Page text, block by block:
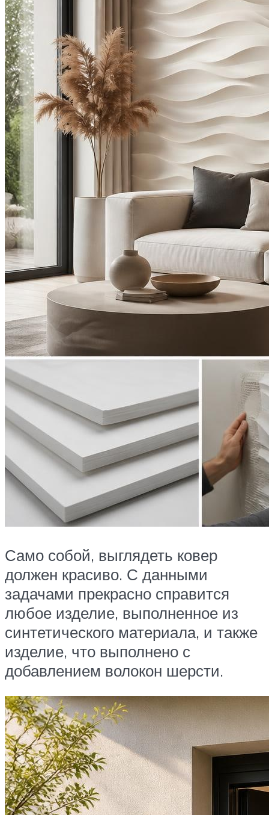
Само собой, выглядеть ковер
должен красиво. С данными
задачами прекрасно справится
любое изделие, выполненное из
синтетического материала, и также
изделие, что выполнено с
добавлением волокон шерсти.